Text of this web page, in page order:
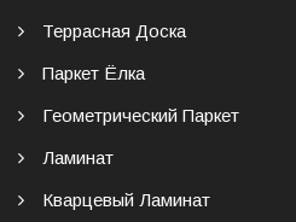
Террасная Доска
Паркет Ёлка
Геометрический Паркет
Ламинат
Кварцевый Ламинат